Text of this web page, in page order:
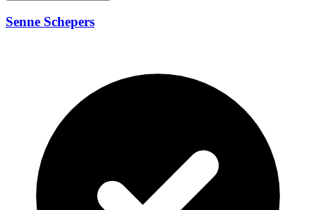
Senne Schepers